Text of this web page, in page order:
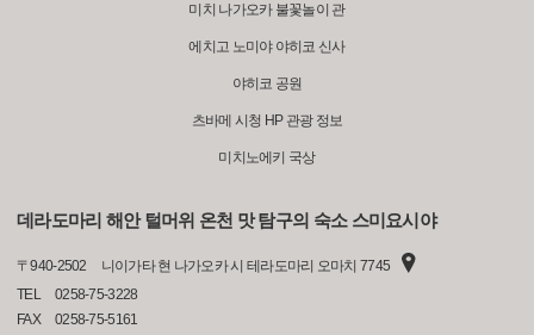
미치 나가오카 불꽃놀이 관
에치고 노미야 야히코 신사
야히코 공원
츠바메 시청 HP 관광 정보
미치노에키 국상
데라도마리 해안 털머위 온천 맛 탐구의 숙소 스미요시야
〒940-2502
니이가타 현 나가오카 시 테라도마리 오마치 7745
TEL
0258-75-3228
FAX
0258-75-5161